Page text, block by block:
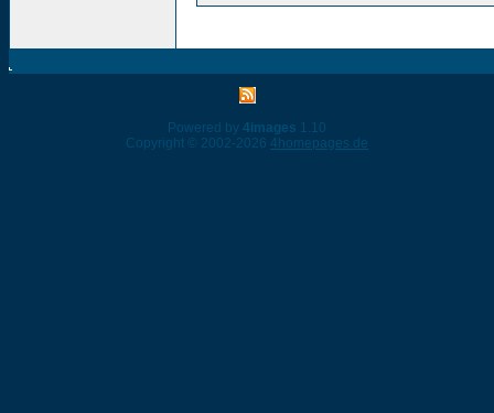
Powered by 4images 1.10
Copyright © 2002-2026 4homepages.de